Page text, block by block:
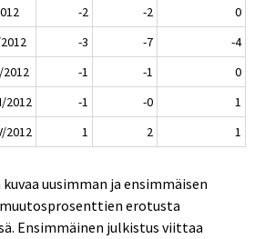
-2 -2
0
-3 -7
-4
2012
-1 -1
0
2012
-1 -0
1
2012
1 2 1
uusimman ja ensimmäisen
erotusta
Ensimmäinen julkistus viittaa